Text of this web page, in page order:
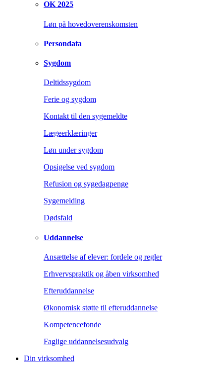
OK 2025
Løn på hovedoverenskomsten
Persondata
Sygdom
Deltidssygdom
Ferie og sygdom
Kontakt til den sygemeldte
Lægeerklæringer
Løn under sygdom
Opsigelse ved sygdom
Refusion og sygedagpenge
Sygemelding
Dødsfald
Uddannelse
Ansættelse af elever: fordele og regler
Erhvervspraktik og åben virksomhed
Efteruddannelse
Økonomisk støtte til efteruddannelse
Kompetencefonde
Faglige uddannelsesudvalg
Din virksomhed